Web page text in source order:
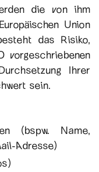
die von ihm
Union
das Risiko,
vorgeschriebenen
Ihrer
sein.
(bspw. Name,
Adresse)